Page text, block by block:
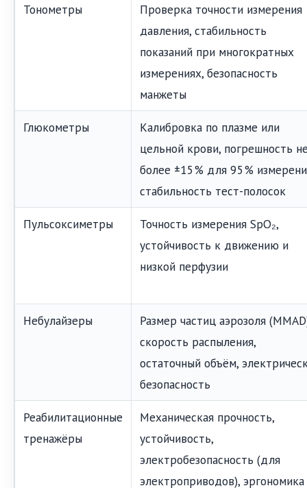
Тонометры
Проверка точности измерения
давления, стабильность
показаний при многократных
измерениях, безопасность
манжеты
Глюкометры
Калибровка по плазме или
цельной крови, погрешность
более ±15% для 95%
стабильность тест-полосок
Пульсоксиметры
Точность измерения SpO₂,
устойчивость к движению и
низкой перфузии
Небулайзеры
Размер частиц аэрозоля
скорость распыления,
остаточный объём,
безопасность
Реабилитационные
тренажёры
Механическая прочность,
устойчивость,
электробезопасность (для
электроприводов), эргономика